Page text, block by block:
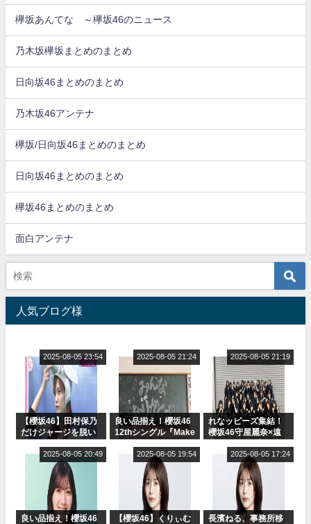
欅坂あんてな ～欅坂46のニュース
乃木坂欅坂まとめのまとめ
日向坂46まとめのまとめ
乃木坂46アンテナ
欅坂/日向坂46まとめのまとめ
日向坂46まとめのまとめ
欅坂46まとめのまとめ
面白アンテナ
人気ブログ様
【櫻坂46】田村保乃
だけジャージを脱い
2025-08-05 23:54
良い品揃え！櫻坂46
12thシングル『Make
ャルグッズ絶賛販売
2025-08-05 21:24
れなッピーズ集結！
櫻坂46守屋麗奈×遠
ット！」水曜スタジ
オ出演決定
2025-08-05 21:19
良い品揃え！櫻坂46
2025-08-05 20:49
【櫻坂46】くりぃむ
2025-08-05 19:54
長濱ねる、事務所移
2025-08-05 17:24